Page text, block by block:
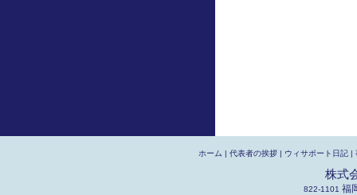
ホーム | 代表者の挨拶 | ウィサポート日記 |
株式
822-1101 福